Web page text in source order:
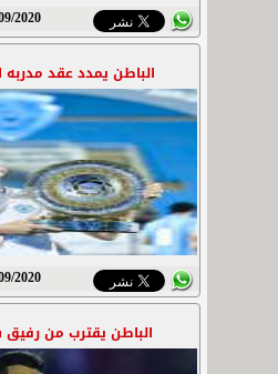
23/09/2020 -
الباطن يمدد عقد مدربه
23/09/2020 -
الباطن يقترب من رفيق